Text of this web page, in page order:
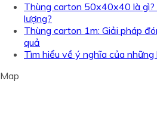
Thùng carton 50x40x40 là
lượng?
Thùng carton 1m: Giải pháp
quả
Tìm hiểu về ý nghĩa của
Map